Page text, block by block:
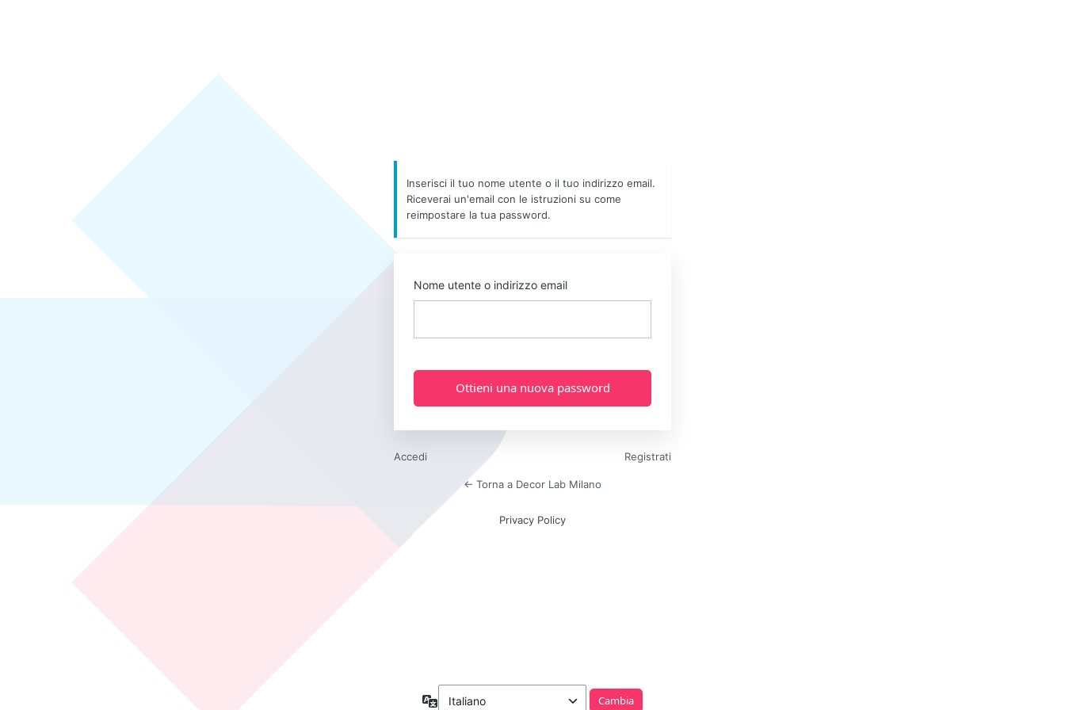
Inserisci il tuo nome utente o il tuo indirizzo email.
Riceverai un'email con le istruzioni su come
reimpostare la tua password.
Nome utente o indirizzo email
Accedi Registrati
← Torna a Decor Lab Milano
Privacy Policy
Lingua